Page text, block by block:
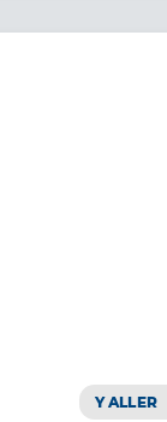
Y ALLER